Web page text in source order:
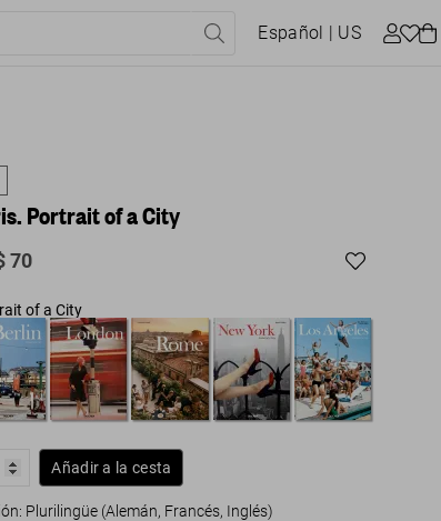
Español | US
Portrait of a City
70
of a City
Añadir a la cesta
Plurilingüe (Alemán, Francés, Inglés)